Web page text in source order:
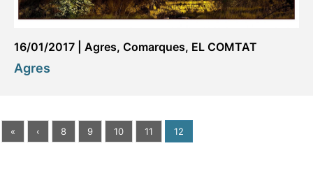
16/01/2017 Agres, Comarques, EL COMTAT
Agres
« ‹ 8 9 10 11 12